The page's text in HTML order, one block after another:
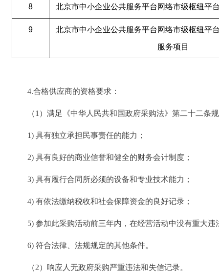
8 北京市中小企业公共服务平台网络市级枢纽平
9 北京市中小企业公共服务平台网络市级枢纽平
服务项目
4.合格供应商的资格要求：
（1）满足《中华人民共和国政府采购法》第二十二条
1) 具有独立承担民事责任的能力；
2) 具有良好的商业信誉和健全的财务会计制度；
3) 具有履行合同所必须的设备和专业技术能力；
4) 有依法缴纳税收和社会保障资金的良好记录；
5) 参加此采购活动前三年内，在经营活动中没有重大违
6) 符合法律、法规规定的其他条件。
（2）响应人无政府采购严重违法和失信记录。